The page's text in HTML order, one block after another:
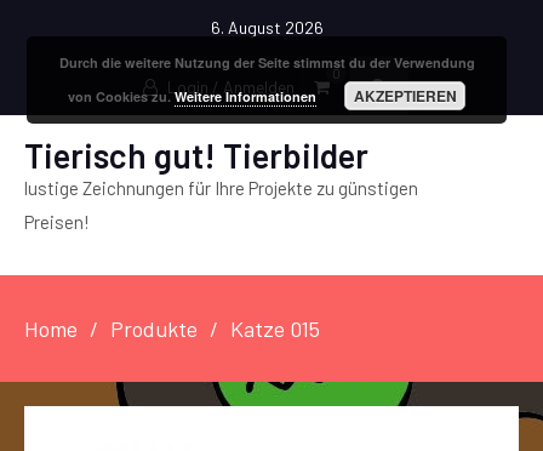
6. August 2026
Login / Anmelden
0
Tierisch gut! Tierbilder
lustige Zeichnungen für Ihre Projekte zu günstigen
Preisen!
Home Produkte Katze 015
Durch die weitere Nutzung der Seite stimmst du der Verwendung
von Cookies zu.Weitere Informationen AKZEPTIEREN